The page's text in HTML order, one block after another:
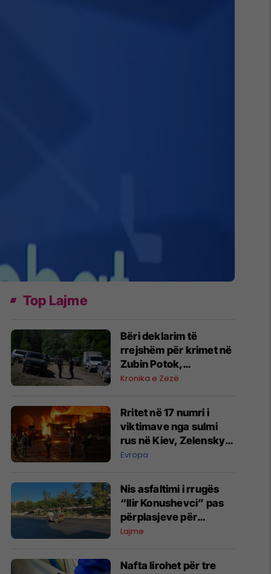
Top Lajme
​Bëri deklarim të
rrejshëm për krimet në
Zubin Potok,
“dëshmitari” nga
Kronika e Zezë
Rritet në 17 numri i
viktimave nga sulmi
rus në Kiev, Zelensky
kërkon më shumë
Evropa
Nis asfaltimi i rrugës
“Ilir Konushevci” pas
përplasjeve për
ngushtimin e saj
Lajme
Nafta lirohet për tre